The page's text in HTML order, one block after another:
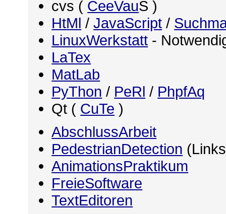
cvs ( CeeVauS )
HtMl /JavaScript /
LinuxWerkstatt -
LaTex
MatLab
PyThon / PeRl / PhpfAq
Qt ( CuTe )
AbschlussArbeit
PedestrianDetection
AnimationsPraktikum
FreieSoftware
TextEditoren